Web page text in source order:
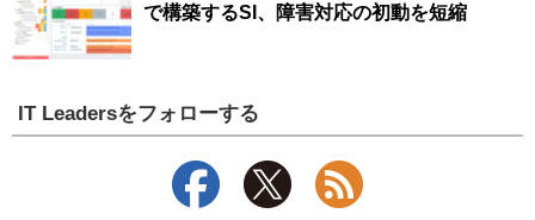
で構築するSI、障害対応の初動を短縮
IT Leadersをフォローする